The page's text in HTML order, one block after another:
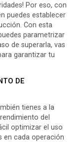
Por eso, con
puedes establecer
Con esta
parametrizar
de superarla, vas
garantizar tu
DE
tienes a la
rendimiento del
optimizar el uso
en cada operación